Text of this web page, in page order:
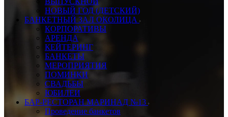
НОВЫЙ ГОД (ДЕТСКИЙ)
БАНКЕТНЫЙ ЗАЛ ОКОЛИЦА
КОРПОРАТИВЫ
АРЕНДА
КЕЙТЕРИНГ
БАНКЕТЫ
МЕРОПРИЯТИЯ
ПОМИНКИ
СВАДЬБЫ
ЮБИЛЕИ
БАР-РЕСТОРАН МАРИНАД №13
Проведение банкетов